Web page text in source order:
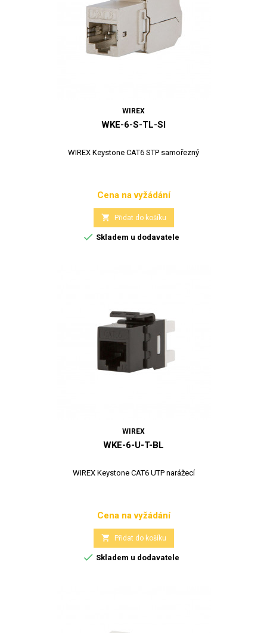
WIREX
WKE-6-S-TL-SI
WIREX Keystone CAT6 STP samořezný
Cena
Cena na vyžádání
 Přidat do košíku
 Skladem u dodavatele
WIREX
WKE-6-U-T-BL
WIREX Keystone CAT6 UTP narážecí
Cena
Cena na vyžádání
 Přidat do košíku
 Skladem u dodavatele